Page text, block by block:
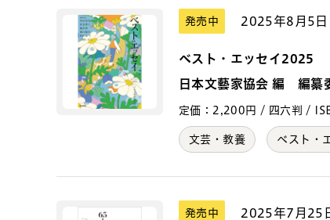
発売中 2025年8月5日
ベスト・エッセイ2025
日本文藝家協会 編 編纂
定価：2,200円 / 四六判 /
文芸・教養 ベスト・
発売中 2025年7月25